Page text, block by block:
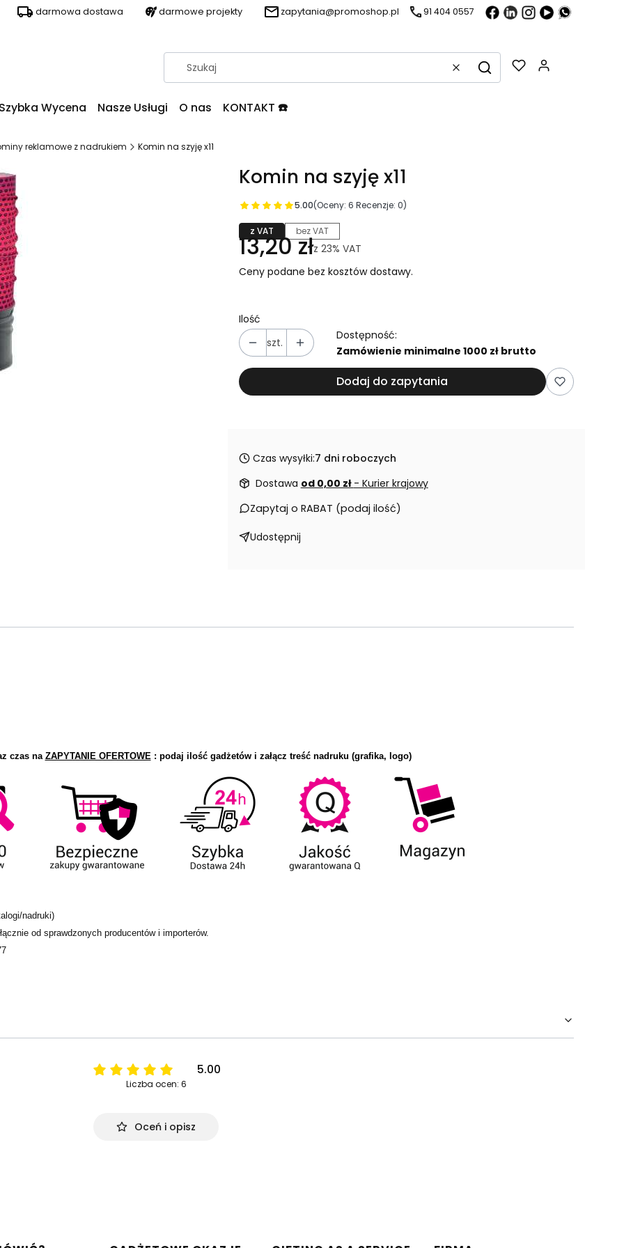
darmowa dostawa darmowe projekty zapytania@promoshop.pl 91 404 0557
WyczyśćSzukaj
Wycena Nasze Usługi O nas KONTAKT ☎️
reklamowe z nadrukiem Komin na szyję x11
Komin na szyję x11
5.00(Oceny: 6 Recenzje: 0)
z VAT bez VAT
13,20 złz 23% VAT
Ceny podane bez kosztów dostawy.
Ilość
szt.
Dostępność:
Zamówienie minimalne 1000 zł brutto
Dodaj do zapytania
Czas wysyłki:7 dni roboczych
Dostawa od 0,00 zł - Kurier krajowy
Zapytaj o RABAT (podaj ilość)
Udostępnij
czas na ZAPYTANIE OFERTOWE: podaj ilość gadżetów i załącz treść nadruku (grafika, logo)
nadruki)
od sprawdzonych producentów i importerów.
5.00
Liczba ocen: 6
Oceń i opisz